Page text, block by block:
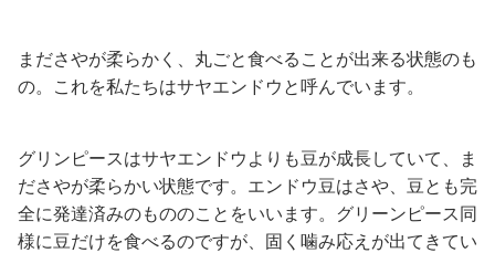
まださやが柔らかく、丸ごと食べることが出来る状態のも
の。これを私たちはサヤエンドウと呼んでいます。
グリンピースはサヤエンドウよりも豆が成長していて、ま
ださやが柔らかい状態です。エンドウ豆はさや、豆とも完
全に発達済みのもののことをいいます。グリーンピース同
様に豆だけを食べるのですが、固く噛み応えが出てきてい